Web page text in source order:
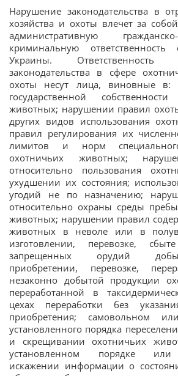
Нарушение законодательства в
хозяйства и охоты влечет за
административную
криминальную ответственность
Украины.
законодательства в сфере
охоты несут лица, виновные в:
государственной
животных; нарушении правил
других видов использования
правил регулирования их
лимитов и норм
охотничьих животных;
относительно пользования
ухудшении их состояния;
угодий не по назначению;
относительно охраны среды
животных; нарушении правил
животных в неволе или в
изготовлении, перевозке,
запрещенных орудий
приобретении, перевозке,
незаконно добытой продукции
переработанной в
цехах переработки без
приобретения; самовольном
установленного порядка
и скрещивании охотничьих
установленном порядке или
искажении информации о